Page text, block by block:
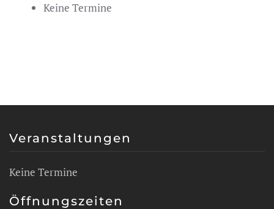
Keine Termine
Veranstaltungen
Keine Termine
Öffnungszeiten